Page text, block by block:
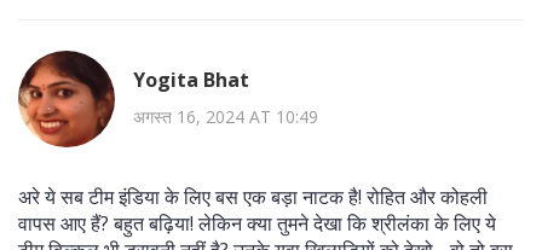
Yogita Bhat
अगस्त 16, 2024 AT 10:49
अरे ये सब टीम इंडिया के लिए बस एक बड़ा नाटक है! रोहित और कोहली
वापस आए हैं? बहुत बढ़िया! लेकिन क्या तुमने देखा कि श्रीलंका के लिए ये